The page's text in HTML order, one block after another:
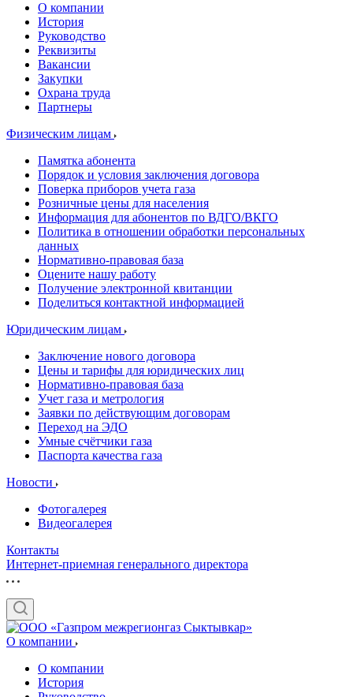
О компании
История
Руководство
Реквизиты
Вакансии
Закупки
Охрана труда
Партнеры
Физическим лицам
Памятка абонента
Порядок и условия заключения договора
Поверка приборов учета газа
Розничные цены для населения
Информация для абонентов по ВДГО/ВКГО
Политика в отношении обработки персональных
данных
Нормативно-правовая база
Оцените нашу работу
Получение электронной квитанции
Поделиться контактной информацией
Юридическим лицам
Заключение нового договора
Цены и тарифы для юридических лиц
Нормативно-правовая база
Учет газа и метрология
Заявки по действующим договорам
Переход на ЭДО
Умные счётчики газа
Паспорта качества газа
Новости
Фотогалерея
Видеогалерея
Контакты
Интернет-приемная генерального директора
О компании
О компании
История